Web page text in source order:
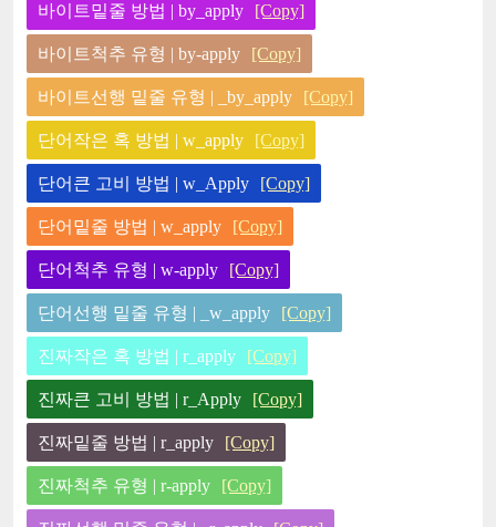
바이트밑줄 방법 | by_apply [Copy]
바이트척추 유형 | by-apply [Copy]
바이트선행 밑줄 유형 | _by_apply [Copy]
단어작은 혹 방법 | w_apply [Copy]
단어큰 고비 방법 | w_Apply [Copy]
단어밑줄 방법 | w_apply [Copy]
단어척추 유형 | w-apply [Copy]
단어선행 밑줄 유형 | _w_apply [Copy]
진짜작은 혹 방법 | r_apply [Copy]
진짜큰 고비 방법 | r_Apply [Copy]
진짜밑줄 방법 | r_apply [Copy]
진짜척추 유형 | r-apply [Copy]